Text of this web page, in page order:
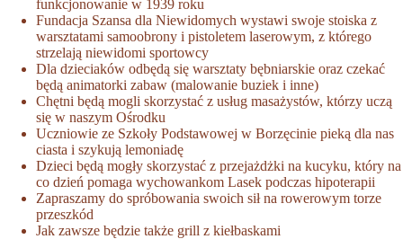
funkcjonowanie w 1939 roku
Fundacja Szansa dla Niewidomych wystawi swoje stoiska z
warsztatami samoobrony i pistoletem laserowym, z którego
strzelają niewidomi sportowcy
Dla dzieciaków odbędą się warsztaty bębniarskie oraz czekać
będą animatorki zabaw (malowanie buziek i inne)
Chętni będą mogli skorzystać z usług masażystów, którzy uczą
się w naszym Ośrodku
Uczniowie ze Szkoły Podstawowej w Borzęcinie pieką dla nas
ciasta i szykują lemoniadę
Dzieci będą mogły skorzystać z przejażdżki na kucyku, który na
co dzień pomaga wychowankom Lasek podczas hipoterapii
Zapraszamy do spróbowania swoich sił na rowerowym torze
przeszkód
Jak zawsze będzie także grill z kiełbaskami